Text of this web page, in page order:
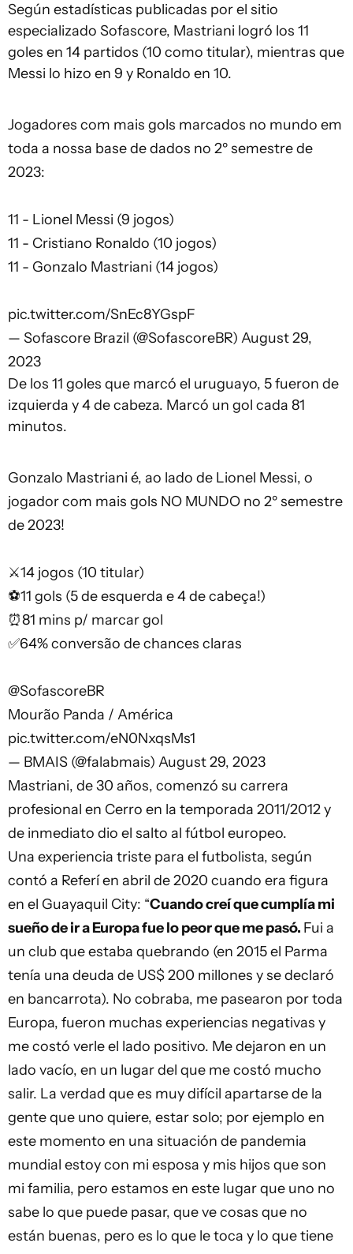
Según estadísticas publicadas por el sitio
especializado Sofascore, Mastriani logró los 11
goles en 14 partidos (10 como titular), mientras que
Messi lo hizo en 9 y Ronaldo en 10.
Jogadores com mais gols marcados no mundo em
toda a nossa base de dados no 2º semestre de
2023:
11 - Lionel Messi (9 jogos)
11 - Cristiano Ronaldo (10 jogos)
11 - Gonzalo Mastriani (14 jogos)
pic.twitter.com/SnEc8YGspF
— Sofascore Brazil (@SofascoreBR) August 29,
2023
De los 11 goles que marcó el uruguayo, 5 fueron de
izquierda y 4 de cabeza. Marcó un gol cada 81
minutos.
Gonzalo Mastriani é, ao lado de Lionel Messi, o
jogador com mais gols NO MUNDO no 2º semestre
de 2023!
⚔️14 jogos (10 titular)
⚽️11 gols (5 de esquerda e 4 de cabeça!)
⏰81 mins p/ marcar gol
✅64% conversão de chances claras
@SofascoreBR
Mourão Panda / América
pic.twitter.com/eN0NxqsMs1
— BMAIS (@falabmais) August 29, 2023
Mastriani, de 30 años, comenzó su carrera
profesional en Cerro en la temporada 2011/2012 y
de inmediato dio el salto al fútbol europeo.
Una experiencia triste para el futbolista, según
contó a Referí en abril de 2020 cuando era figura
en el Guayaquil City: “Cuando creí que cumplía mi
sueño de ir a Europa fue lo peor que me pasó. Fui a
un club que estaba quebrando (en 2015 el Parma
tenía una deuda de US$ 200 millones y se declaró
en bancarrota). No cobraba, me pasearon por toda
Europa, fueron muchas experiencias negativas y
me costó verle el lado positivo. Me dejaron en un
lado vacío, en un lugar del que me costó mucho
salir. La verdad que es muy difícil apartarse de la
gente que uno quiere, estar solo; por ejemplo en
este momento en una situación de pandemia
mundial estoy con mi esposa y mis hijos que son
mi familia, pero estamos en este lugar que uno no
sabe lo que puede pasar, que ve cosas que no
están buenas, pero es lo que le toca y lo que tiene